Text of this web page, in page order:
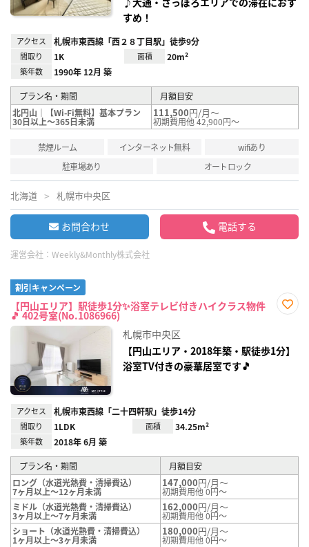
すめ！
アクセス 札幌市東西線「西２８丁目駅」徒歩9分
間取り 1K 面積 20m²
築年数 1990年 12月 築
プラン名・期間
月額目安
北円山｜【Wi-Fi無料】基本プラン
30日以上～365日未満
111,500円/月～
初期費用他 42,900円～
禁煙ルーム インターネット無料
wifiあり
駐車場あり
オートロック
北海道 札幌市中央区
お問合わせ 電話する
運営会社： Weekly&Monthly株式会社
割引キャンペーン
【円山エリア】駅徒歩1分✨浴室テレビ付きハイクラス物件
🎵 402号室(No.1086966)
録
札幌市中央区
【円山エリア・2018年築・駅徒歩1分】
浴室TV付きの豪華居室です🎵
アクセス 札幌市東西線「二十四軒駅」徒歩14分
間取り 1LDK 面積 34.25m²
築年数 2018年 6月 築
プラン名・期間
月額目安
ロング（水道光熱費・清掃費込）
7ヶ月以上～12ヶ月未満
147,000円/月～
初期費用他 0円～
ミドル（水道光熱費・清掃費込）
3ヶ月以上～7ヶ月未満
162,000円/月～
初期費用他 0円～
ショート（水道光熱費・清掃費込）
1ヶ月以上～3ヶ月未満
180,000円/月～
初期費用他 0円～